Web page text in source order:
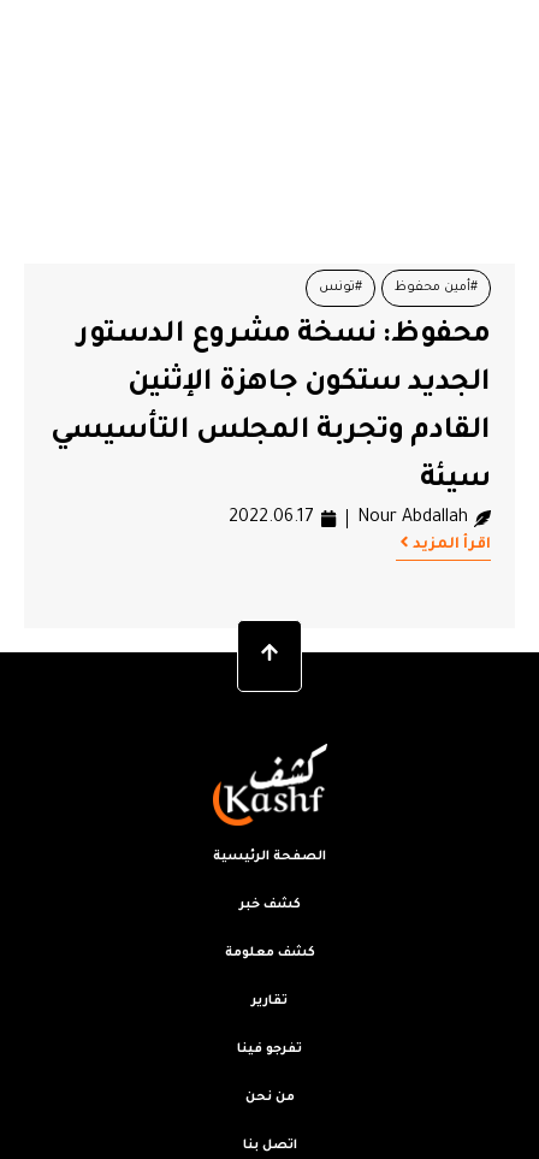
#أمين محفوظ #تونس
محفوظ: نسخة مشروع الدستور
الجديد ستكون جاهزة الإثنين
القادم وتجربة المجلس التأسيسي
سيئة
Nour Abdallah
2022.06.17
اقرأ المزيد
الصفحة الرئيسية
كشف خبر
كشف معلومة
تقارير
تفرجو فينا
من نحن
اتصل بنا